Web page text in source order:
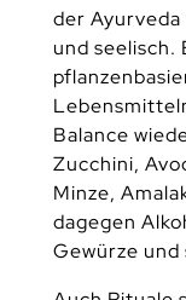
der
und seelisch.
Balance
Zucchini,
Minze,
dagegen
Gewürze